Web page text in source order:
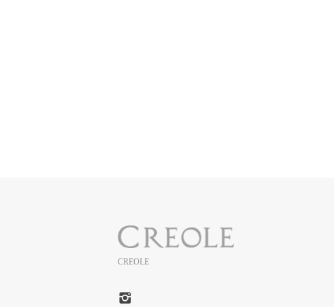
CREOLE